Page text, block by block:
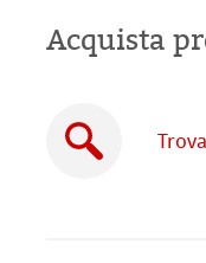
Scrivici
Acquista